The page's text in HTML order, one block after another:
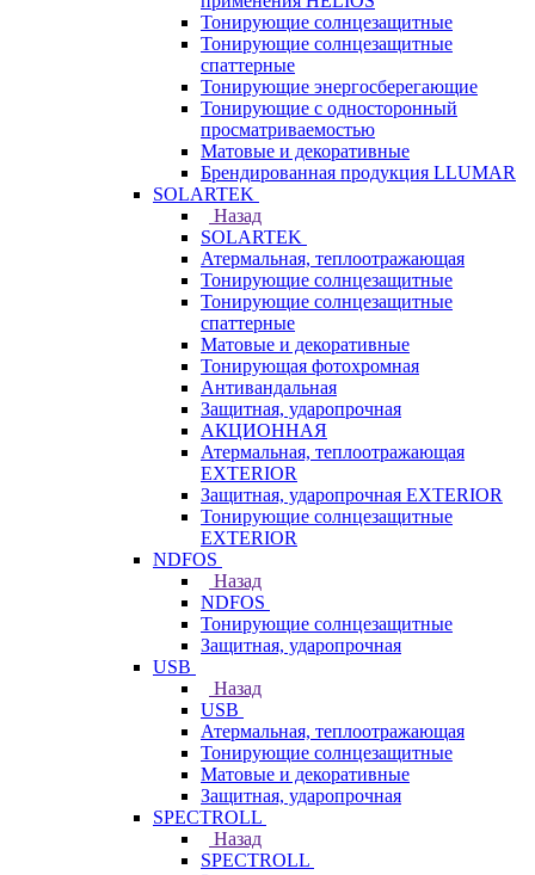
Тонирующие солнцезащитные
Тонирующие солнцезащитные
спаттерные
Тонирующие энергосберегающие
Тонирующие с односторонный
просматриваемостью
Матовые и декоративные
Брендированная продукция LLUMAR
SOLARTEK
Назад
SOLARTEK
Атермальная, теплоотражающая
Тонирующие солнцезащитные
Тонирующие солнцезащитные
спаттерные
Матовые и декоративные
Тонирующая фотохромная
Антивандальная
Защитная, ударопрочная
АКЦИОННАЯ
Атермальная, теплоотражающая
EXTERIOR
Защитная, ударопрочная EXTERIOR
Тонирующие солнцезащитные
EXTERIOR
NDFOS
Назад
NDFOS
Тонирующие солнцезащитные
Защитная, ударопрочная
USB
Назад
USB
Атермальная, теплоотражающая
Тонирующие солнцезащитные
Матовые и декоративные
Защитная, ударопрочная
SPECTROLL
Назад
SPECTROLL